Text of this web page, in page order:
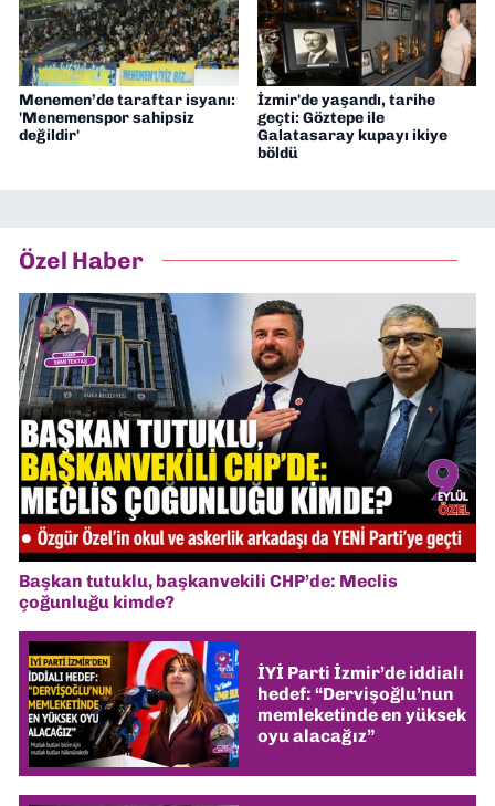
Menemen’de taraftar isyanı:
'Menemenspor sahipsiz
değildir'
İzmir'de yaşandı, tarihe
geçti: Göztepe ile
Galatasaray kupayı ikiye
böldü
Özel Haber
Başkan tutuklu, başkanvekili CHP’de: Meclis
çoğunluğu kimde?
İYİ Parti İzmir’de iddialı
hedef: “Dervişoğlu’nun
memleketinde en yüksek
oyu alacağız”